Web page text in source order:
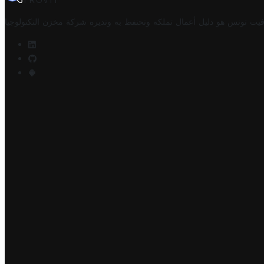
تونس هو دليل أعمال تملكه وتحتفظ به وتديره شركة مخزن التكنولوجيا